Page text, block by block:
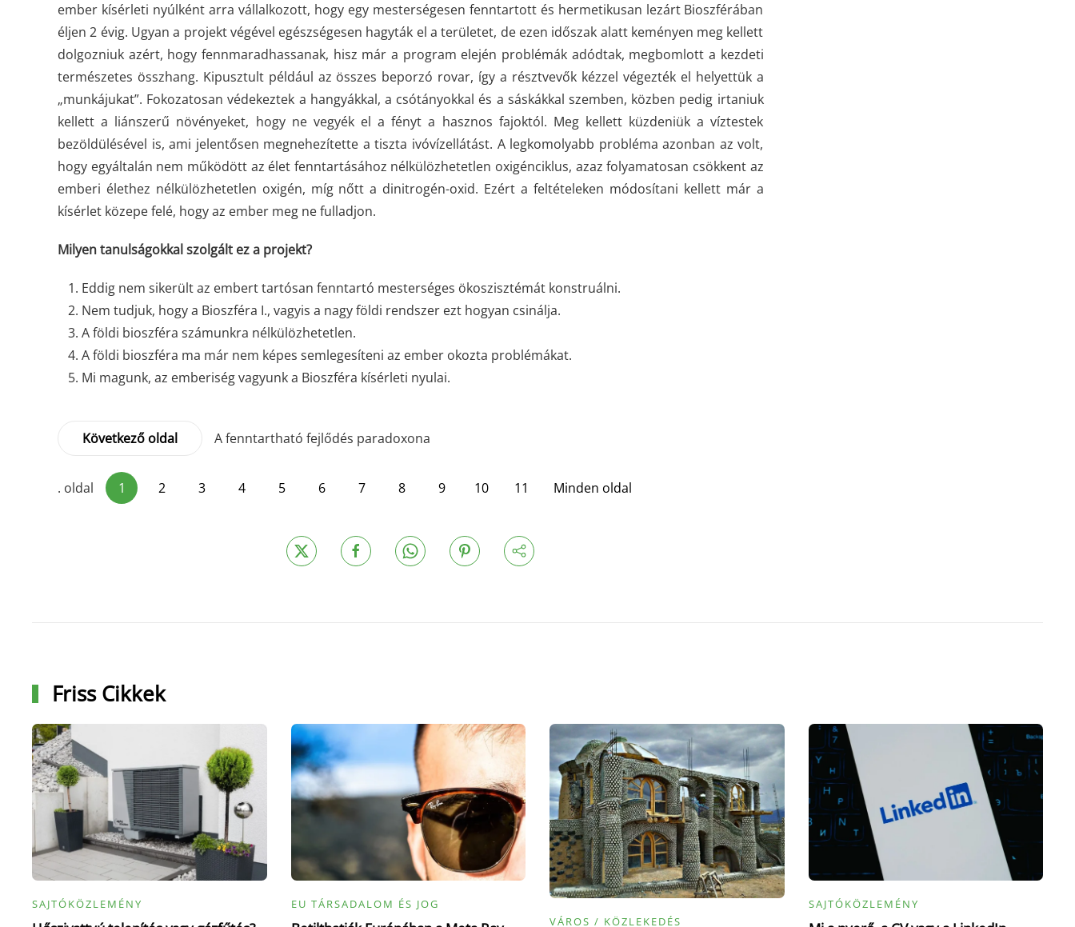
ember kísérleti nyúlként arra vállalkozott, hogy egy mesterségesen fenntartott és hermetikusan lezárt Bioszférában
éljen 2 évig. Ugyan a projekt végével egészségesen hagyták el a területet, de ezen időszak alatt keményen meg kellett
dolgozniuk azért, hogy fennmaradhassanak, hisz már a program elején problémák adódtak, megbomlott a kezdeti
természetes összhang. Kipusztult például az összes beporzó rovar, így a résztvevők kézzel végezték el helyettük a
„munkájukat”. Fokozatosan védekeztek a hangyákkal, a csótányokkal és a sáskákkal szemben, közben pedig irtaniuk
kellett a liánszerű növényeket, hogy ne vegyék el a fényt a hasznos fajoktól. Meg kellett küzdeniük a víztestek
bezöldülésével is, ami jelentősen megnehezítette a tiszta ivóvízellátást. A legkomolyabb probléma azonban az volt,
hogy egyáltalán nem működött az élet fenntartásához nélkülözhetetlen oxigénciklus, azaz folyamatosan csökkent az
emberi élethez nélkülözhetetlen oxigén, míg nőtt a dinitrogén-oxid. Ezért a feltételeken módosítani kellett már a
kísérlet közepe felé, hogy az ember meg ne fulladjon.
Milyen tanulságokkal szolgált ez a projekt?
Eddig nem sikerült az embert tartósan fenntartó mesterséges ökoszisztémát konstruálni.
Nem tudjuk, hogy a Bioszféra I., vagyis a nagy földi rendszer ezt hogyan csinálja.
A földi bioszféra számunkra nélkülözhetetlen.
A földi bioszféra ma már nem képes semlegesíteni az ember okozta problémákat.
Mi magunk, az emberiség vagyunk a Bioszféra kísérleti nyulai.
Következő oldal A fenntartható fejlődés paradoxona
. oldal 1 2 3 4 5 6 7 8 9 10 11 Minden oldal
Friss Cikkek
SAJTÓKÖZLEMÉNY EU TÁRSADALOM ÉS JOG
VÁROS / KÖZLEKEDÉS
SAJTÓKÖZLEMÉNY